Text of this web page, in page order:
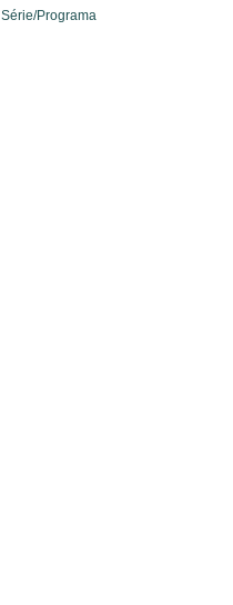
Série/Programa